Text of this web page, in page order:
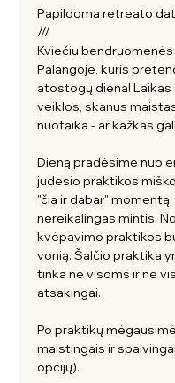
Papildoma retreato
///
Kviečiu
Palangoje, kuris
atostogų diena!
veiklos, skanus
nuotaika - ar kažkas
Dieną pradėsime nuo
judesio praktikos
"čia ir dabar"
nereikalingas mintis.
kvėpavimo praktikos
vonią. Šalčio praktika
tinka ne visoms ir ne
atsakingai.
Po praktikų
maistingais ir
opcijų).